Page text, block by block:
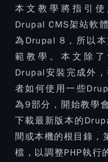
本文教學將指引
Drupal CMS架站軟
為Drupal 8，所以
範教學。本文除
Drupal安裝完成外
者如何使用一些
為9部分，開始教學
下載最新版本的
間或本機的根目錄，
檔，以調整PHP執行